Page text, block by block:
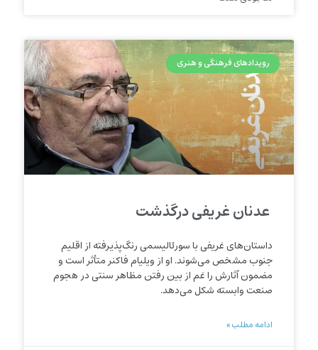
رویدادهای فرهنگی و هنری
عدنان غریفی درگذشت
داستان‌های غریفی با سورئالیسمی رنگ‌پذیرفته از اقلیم
جنوب مشخص می‌شوند. او از ویلیام فاکنر متأثر است و
مضمون آثارش را غم از بین رفتن مظاهر سنتی در هجوم
صنعت وابسته شکل می‌دهد.
ادامه مطلب »